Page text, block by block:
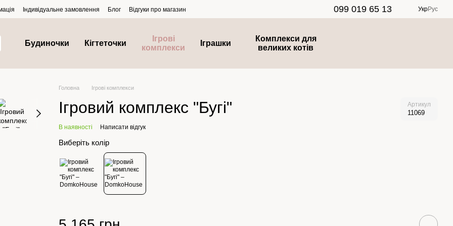
Індивідуальне замовлення Блог Відгуки про магазин 099 019 65 13 УкрРус
Будиночки Кігтеточки
Ігрові
комплекси
Іграшки
Комплекси для
великих котів
Головна Ігрові комплекси
Ігровий комплекс "Бугі" Артикул
11069
В наявності Написати відгук
Виберіть колір